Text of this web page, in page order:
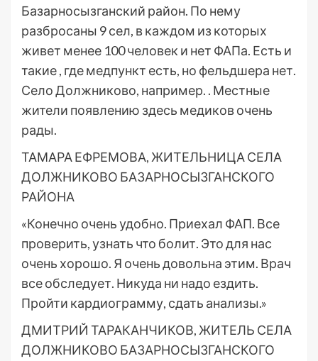
Базарносызганский район. По нему
разбросаны 9 сел, в каждом из которых
живет менее 100 человек и нет ФАПа. Есть и
такие , где медпункт есть, но фельдшера нет.
Село Должниково, например. . Местные
жители появлению здесь медиков очень
рады.
ТАМАРА ЕФРЕМОВА, ЖИТЕЛЬНИЦА СЕЛА
ДОЛЖНИКОВО БАЗАРНОСЫЗГАНСКОГО
РАЙОНА
«Конечно очень удобно. Приехал ФАП. Все
проверить, узнать что болит. Это для нас
очень хорошо. Я очень довольна этим. Врач
все обследует. Никуда ни надо ездить.
Пройти кардиограмму, сдать анализы.»
ДМИТРИЙ ТАРАКАНЧИКОВ, ЖИТЕЛЬ СЕЛА
ДОЛЖНИКОВО БАЗАРНОСЫЗГАНСКОГО